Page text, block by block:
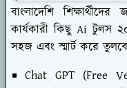
বাংলাদেশি
কার্যকারী কিছু Ai টুলস
সহজ এবং স্মার্ট করে
Chat GPT (Free